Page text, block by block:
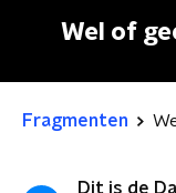
Wel of
Fragmenten
Dit is de